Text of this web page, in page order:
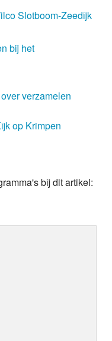
Slotboom-Zeedijk
bij het
verzamelen
op Krimpen
bij dit artikel: